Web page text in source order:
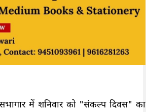
में शनिवार को "संकल्प दिवस" का